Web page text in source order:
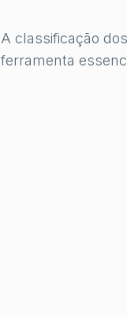
A classificação
ferramenta